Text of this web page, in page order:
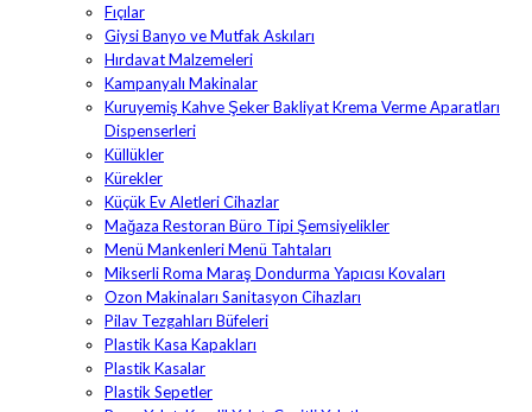
Fıçılar
Giysi Banyo ve Mutfak Askıları
Hırdavat Malzemeleri
Kampanyalı Makinalar
Kuruyemiş Kahve Şeker Bakliyat Krema Verme Aparatları
Dispenserleri
Küllükler
Kürekler
Küçük Ev Aletleri Cihazlar
Mağaza Restoran Büro Tipi Şemsiyelikler
Menü Mankenleri Menü Tahtaları
Mikserli Roma Maraş Dondurma Yapıcısı Kovaları
Ozon Makinaları Sanitasyon Cihazları
Pilav Tezgahları Büfeleri
Plastik Kasa Kapakları
Plastik Kasalar
Plastik Sepetler